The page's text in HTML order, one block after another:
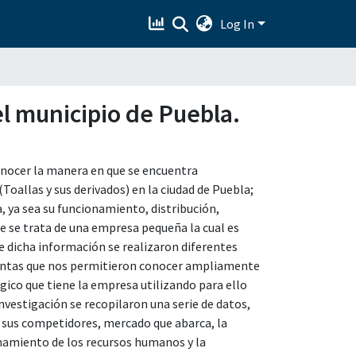
Log In
municipio de Puebla.
la manera en que se encuentra
y sus derivados) en la ciudad de Puebla;
ya sea su funcionamiento, distribución,
trata de una empresa pequeña la cual es
dicha información se realizaron diferentes
que nos permitieron conocer ampliamente
que tiene la empresa utilizando para ello
se recopilaron una serie de datos,
competidores, mercado que abarca, la
de los recursos humanos y la